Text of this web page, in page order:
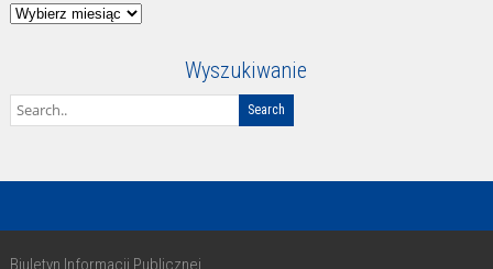
Archiwum
Wyszukiwanie
Biuletyn Informacji Publicznej